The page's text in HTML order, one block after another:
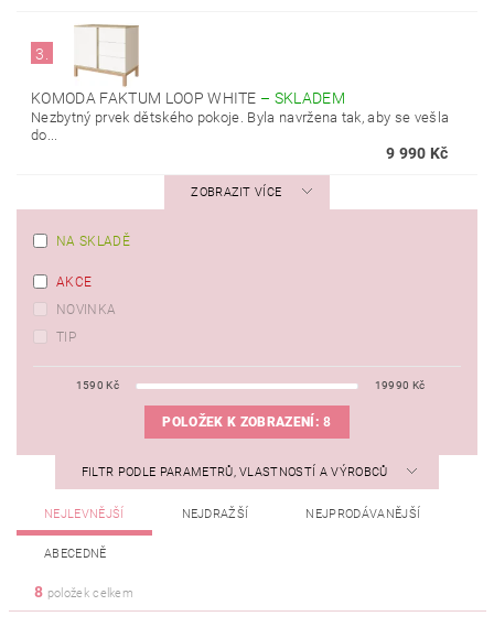
3.
KOMODA FAKTUM LOOP WHITE – SKLADEM
Nezbytný prvek dětského pokoje. Byla navržena tak, aby se vešla
do...
9 990 Kč
ZOBRAZIT VÍCE
NA SKLADĚ
AKCE
NOVINKA
TIP
1590 Kč 19990 Kč
POLOŽEK K ZOBRAZENÍ:8
FILTR PODLE PARAMETRŮ, VLASTNOSTÍ A VÝROBCŮ
NEJLEVNĚJŠÍ NEJDRAŽŠÍ NEJPRODÁVANĚJŠÍ
ABECEDNĚ
8 položek celkem